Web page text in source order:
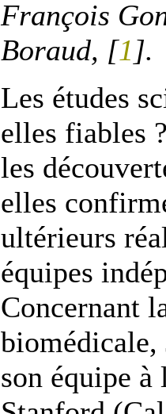
François
Boraud, [1].
Les études
elles fiables
les
elles
ultérieurs
équipes
Concernant
biomédicale,
son équipe à